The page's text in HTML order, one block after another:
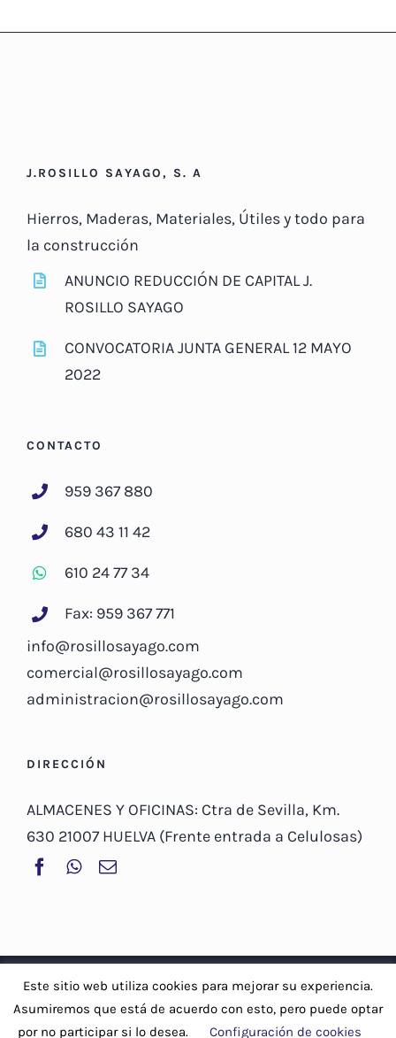
J.ROSILLO SAYAGO, S. A
Hierros, Maderas, Materiales, Útiles y todo para
la construcción
ANUNCIO REDUCCIÓN DE CAPITAL J.
ROSILLO SAYAGO
CONVOCATORIA JUNTA GENERAL 12 MAYO
2022
CONTACTO
959 367 880
680 43 11 42
610 24 77 34
Fax: 959 367 771
info@rosillosayago.com
comercial@rosillosayago.com
administracion@rosillosayago.com
DIRECCIÓN
ALMACENES Y OFICINAS: Ctra de Sevilla, Km.
630 21007 HUELVA (Frente entrada a Celulosas)
© Copyright 2019 -2026 | Rosillo Sayago, S.A |Aviso Legal y
Política de privacidad
- Política de cookies
Este sitio web utiliza cookies para mejorar su experiencia.
Asumiremos que está de acuerdo con esto, pero puede optar
por no participar si lo desea.
Configuración de cookies